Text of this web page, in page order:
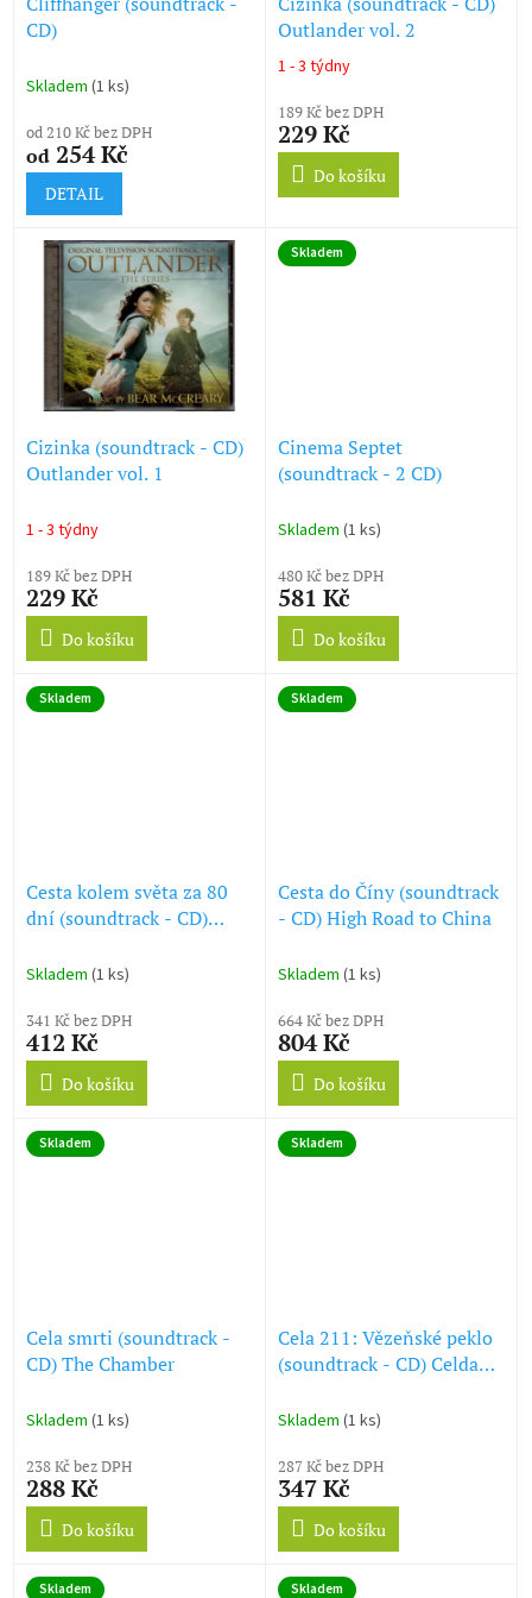
CD)
Skladem (1 ks)
od 210 Kč bez DPH
od 254 Kč
DETAIL
Outlander vol. 2
Průměrné
produktu
je
5,0
5
1 - 3 týdny
189 Kč bez DPH
229 Kč
Do košíku
Cizinka (soundtrack - CD)
Outlander vol. 1
1 - 3 týdny
189 Kč bez DPH
229 Kč
Do košíku
Skladem
Cinema Septet
(soundtrack - 2 CD)
Skladem (1 ks)
480 Kč bez DPH
581 Kč
Do košíku
Skladem
Cesta kolem světa za 80
dní (soundtrack - CD)
Days
Skladem (1 ks)
341 Kč bez DPH
412 Kč
Do košíku
Skladem
Cesta do Číny (soundtrack
- CD) High Road to China
Skladem (1 ks)
664 Kč bez DPH
804 Kč
Do košíku
Skladem
Cela smrti (soundtrack -
CD) The Chamber
Skladem (1 ks)
238 Kč bez DPH
288 Kč
Do košíku
Skladem
Cela 211: Vězeňské peklo
(soundtrack - CD) Celda
Skladem (1 ks)
287 Kč bez DPH
347 Kč
Do košíku
Skladem Skladem